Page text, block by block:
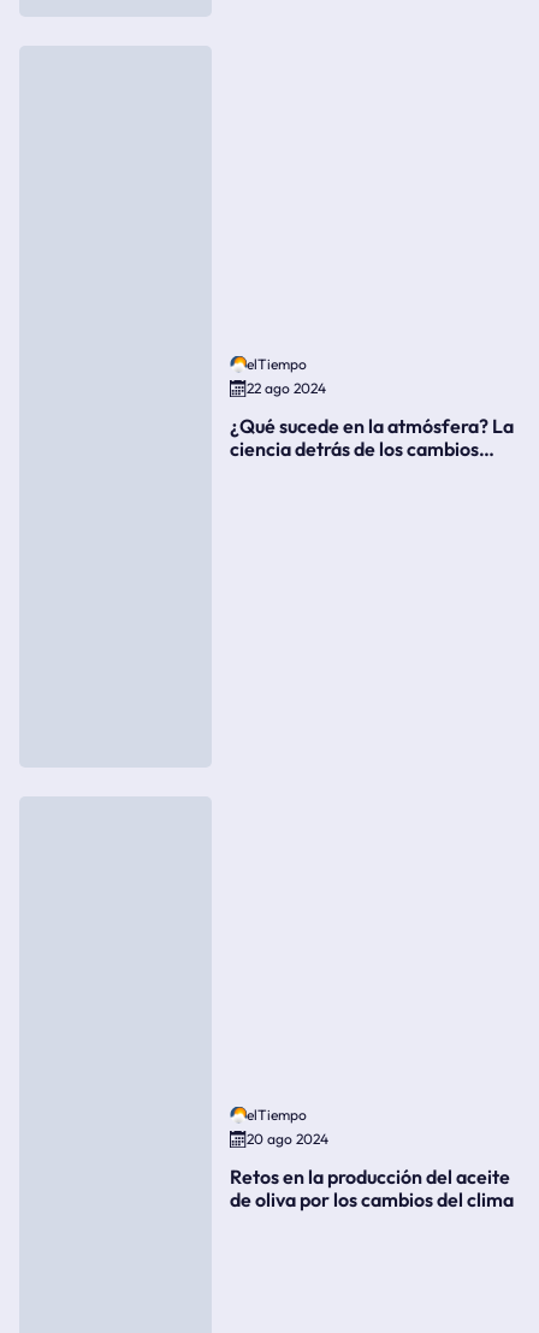
elTiempo
22 ago 2024
¿Qué sucede en la atmósfera? La
ciencia detrás de los cambios
elTiempo
20 ago 2024
Retos en la producción del aceite
de oliva por los cambios del clima